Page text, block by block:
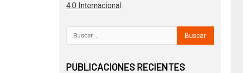
4.0 Internacional.
PUBLICACIONES RECIENTES